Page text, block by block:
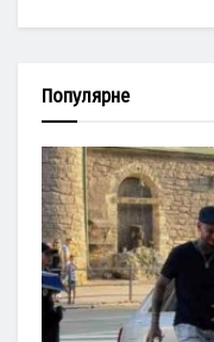
Популярне